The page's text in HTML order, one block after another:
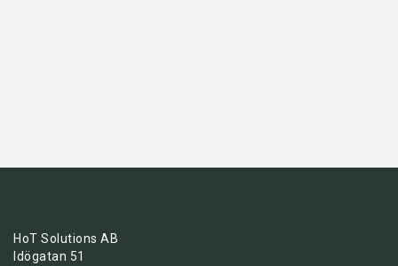
HoT Solutions AB
Idögatan 51